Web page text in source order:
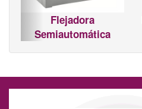
Flejadora
Semiautomática